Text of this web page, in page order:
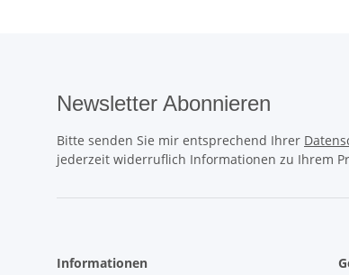
Newsletter Abonnieren
Bitte senden Sie mir entsprechend Ihrer
jederzeit widerruflich Informationen zu Ihrem
Informationen